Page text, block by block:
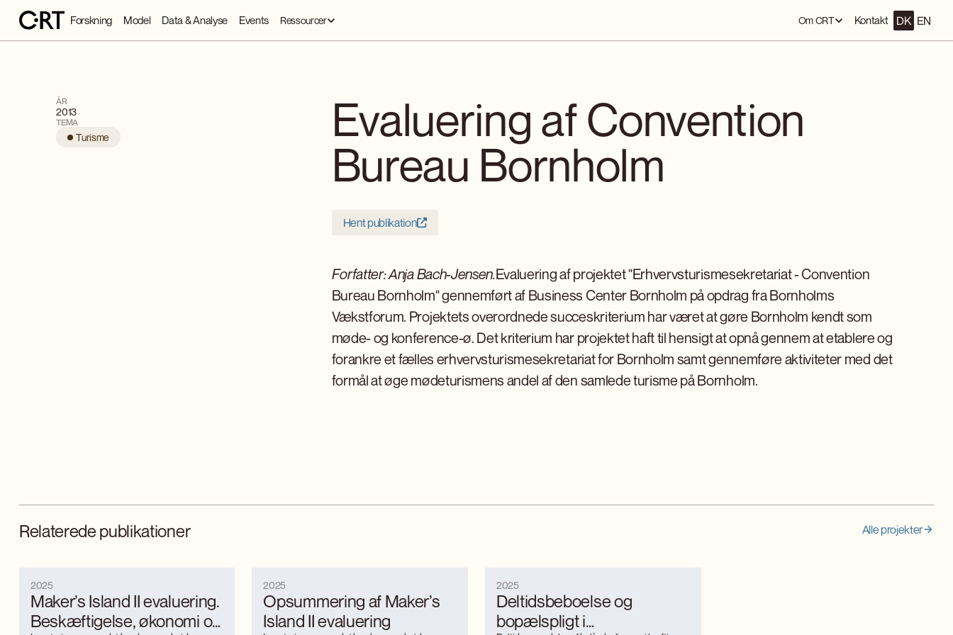
Forskning Model Data & Analyse Events Ressourcer Om CRT Kontakt DK EN
ÅR
2013
TEMA
Turisme
Evaluering af Convention
Bureau Bornholm
Hent publikation
Forfatter: Anja Bach-Jensen.Evaluering af projektet "Erhvervsturismesekretariat - Convention
Bureau Bornholm" gennemført af Business Center Bornholm på opdrag fra Bornholms
Vækstforum. Projektets overordnede succeskriterium har været at gøre Bornholm kendt som
møde- og konference-ø. Det kriterium har projektet haft til hensigt at opnå gennem at etablere og
forankre et fælles erhvervsturismesekretariat for Bornholm samt gennemføre aktiviteter med det
formål at øge mødeturismens andel af den samlede turisme på Bornholm.
Relaterede publikationer Alle projekter
Maker’s Island II evaluering.
Beskæftigelse, økonomi og
2025
Opsummering af Maker’s
Island II evaluering
2025
Deltidsbeboelse og
bopælspligt i
2025